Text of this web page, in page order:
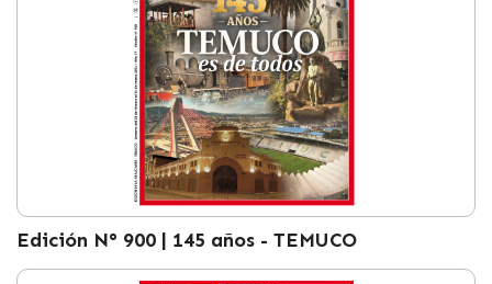
Edición N° 900 | 145 años - TEMUCO